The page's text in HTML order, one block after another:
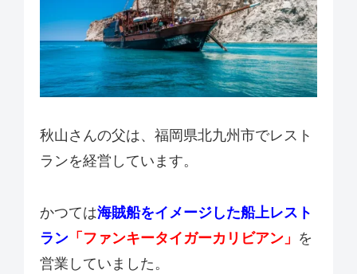
秋山さんの父は、福岡県北九州市でレスト
ランを経営しています。
かつては海賊船をイメージした船上レスト
ラン 「ファンキータイガーカリビアン」 を
営業していました。